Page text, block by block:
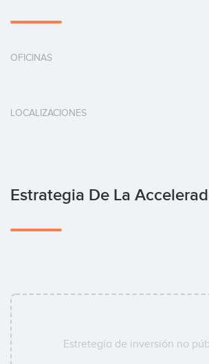
OFICINAS
LOCALIZACIONES
Estrategia De La
Estretegía de inversión no